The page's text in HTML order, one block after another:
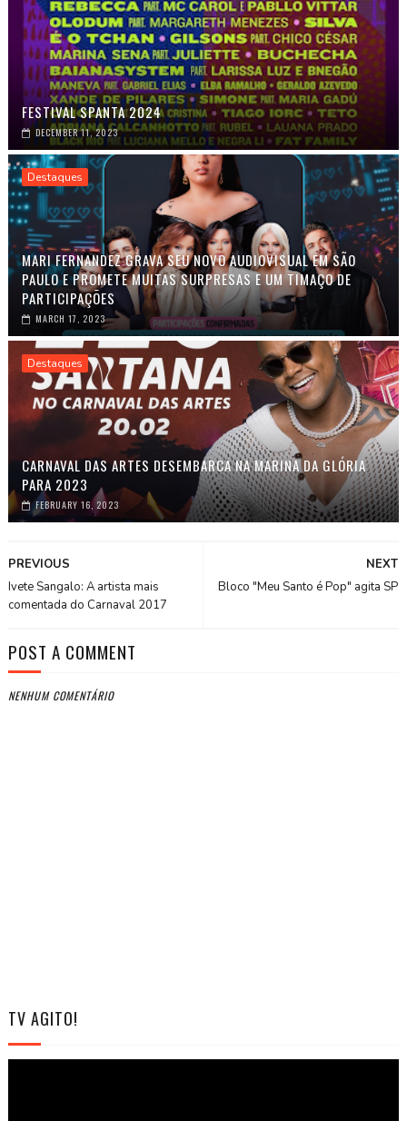
FESTIVAL SPANTA 2024
DECEMBER 11, 2023
Destaques
MARI FERNANDEZ GRAVA SEU NOVO AUDIOVISUAL EM SÃO
PAULO E PROMETE MUITAS SURPRESAS E UM TIMAÇO DE
PARTICIPAÇÕES
MARCH 17, 2023
Destaques
CARNAVAL DAS ARTES DESEMBARCA NA MARINA DA GLÓRIA
PARA 2023
FEBRUARY 16, 2023
NEXT
Bloco "Meu Santo é Pop" agita SP
PREVIOUS
Ivete Sangalo: A artista mais
comentada do Carnaval 2017
POST A COMMENT
NENHUM COMENTÁRIO
TV AGITO!